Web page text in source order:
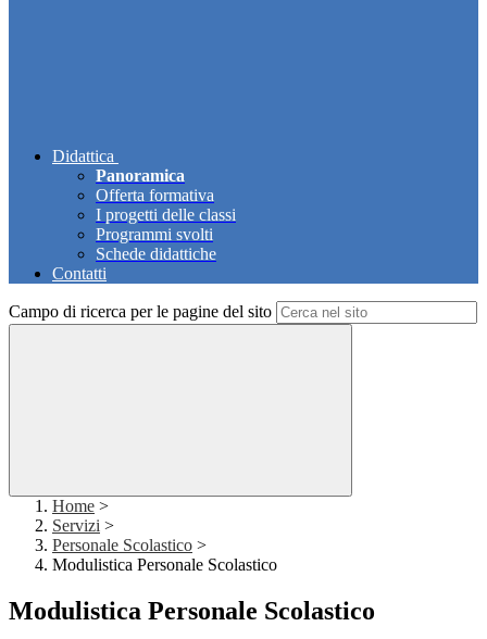
Didattica
Panoramica
Offerta formativa
I progetti delle classi
Programmi svolti
Schede didattiche
Contatti
Campo di ricerca per le pagine del sito
Home >
Servizi >
Personale Scolastico >
Modulistica Personale Scolastico
Modulistica Personale Scolastico